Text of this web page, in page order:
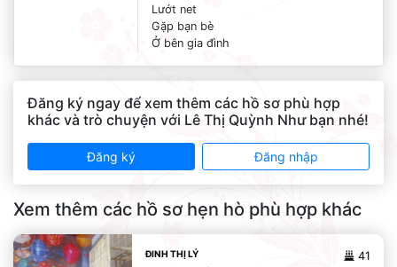
Lướt net
Gặp bạn bè
Ở bên gia đình
Đăng ký ngay để xem thêm các hồ sơ phù hợp
khác và trò chuyện với Lê Thị Quỳnh Như bạn nhé!
Đăng ký Đăng nhập
Xem thêm các hồ sơ hẹn hò phù hợp khác
41
ĐINH THỊ LÝ